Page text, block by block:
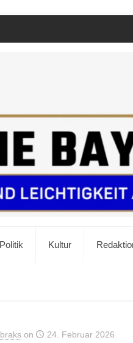
Politik Kultur
on 24. Februar 2026